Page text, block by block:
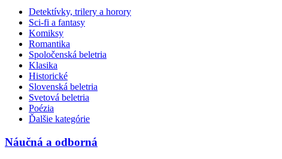
Detektívky, trilery a horory
Sci-fi a fantasy
Komiksy
Romantika
Spoločenská beletria
Klasika
Historické
Slovenská beletria
Svetová beletria
Poézia
Ďalšie kategórie
Náučná a odborná